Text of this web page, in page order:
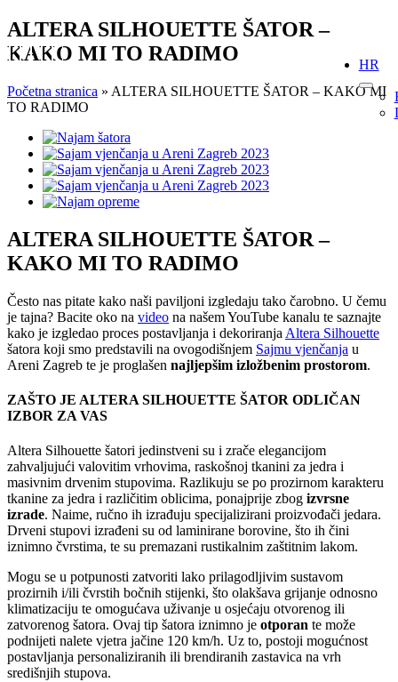
Skip
to
content
HR
ALTERA SILHOUETTE ŠATOR –
KAKO MI TO RADIMO
Početna stranica » ALTERA SILHOUETTE ŠATOR – KAKO MI
TO RADIMO
View
Larger
Image
ALTERA SILHOUETTE ŠATOR –
KAKO MI TO RADIMO
Često nas pitate kako naši paviljoni izgledaju tako čarobno. U čemu
je tajna? Bacite oko na video na našem YouTube kanalu te saznajte
kako je izgledao proces postavljanja i dekoriranja Altera Silhouette
šatora koji smo predstavili na ovogodišnjem Sajmu vjenčanja u
Areni Zagreb te je proglašen najljepšim izložbenim prostorom.
ZAŠTO JE ALTERA SILHOUETTE ŠATOR ODLIČAN
IZBOR ZA VAS
Altera Silhouette šatori jedinstveni su i zrače elegancijom
zahvaljujući valovitim vrhovima, raskošnoj tkanini za jedra i
masivnim drvenim stupovima. Razlikuju se po prozirnom karakteru
tkanine za jedra i različitim oblicima, ponajprije zbog izvrsne
izrade. Naime, ručno ih izrađuju specijalizirani proizvođači jedara.
Drveni stupovi izrađeni su od laminirane borovine, što ih čini
iznimno čvrstima, te su premazani rustikalnim zaštitnim lakom.
Mogu se u potpunosti zatvoriti lako prilagodljivim sustavom
prozirnih i/ili čvrstih bočnih stijenki, što olakšava grijanje odnosno
klimatizaciju te omogućava uživanje u osjećaju otvorenog ili
zatvorenog šatora. Ovaj tip šatora iznimno je otporan te može
podnijeti nalete vjetra jačine 120 km/h. Uz to, postoji mogućnost
postavljanja personaliziranih ili brendiranih zastavica na vrh
središnjih stupova.